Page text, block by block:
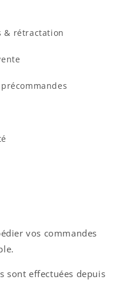
& rétractation
vos commandes
sont effectuées depuis